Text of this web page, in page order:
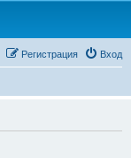
Вход
Регистрация